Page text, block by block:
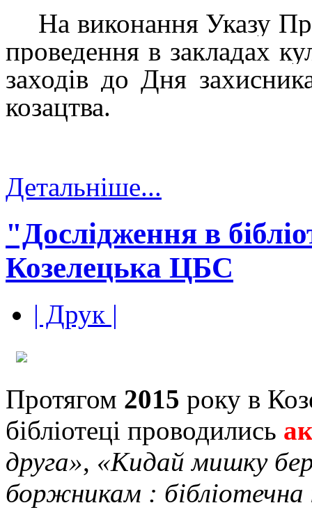
На виконання Указу
проведення в закладах
заходів до Дня
козацтва.
Детальніше...
"Дослідження в
Козелецька ЦБС
| Друк |
Протягом 2015 року в
бібліотеці проводились
друга», «Кидай мишку
боржникам :